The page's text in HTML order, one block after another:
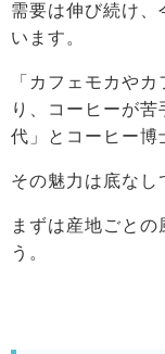
需要は伸び続け、
います。
「カフェモカや
り、コーヒーが
代」とコーヒー博
その魅力は底なし
まずは産地ごと
う。